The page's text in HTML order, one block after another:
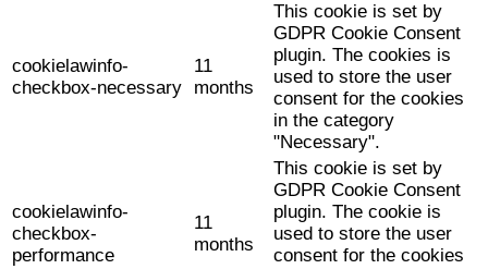
cookielawinfo-
checkbox-necessary
11
months
This cookie is set by
GDPR Cookie Consent
plugin. The cookies is
used to store the user
consent for the cookies
in the category
"Necessary".
cookielawinfo-
checkbox-
performance
11
months
This cookie is set by
GDPR Cookie Consent
plugin. The cookie is
used to store the user
consent for the cookies